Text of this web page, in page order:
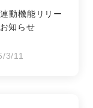
動機能リリー
知らせ
3/11